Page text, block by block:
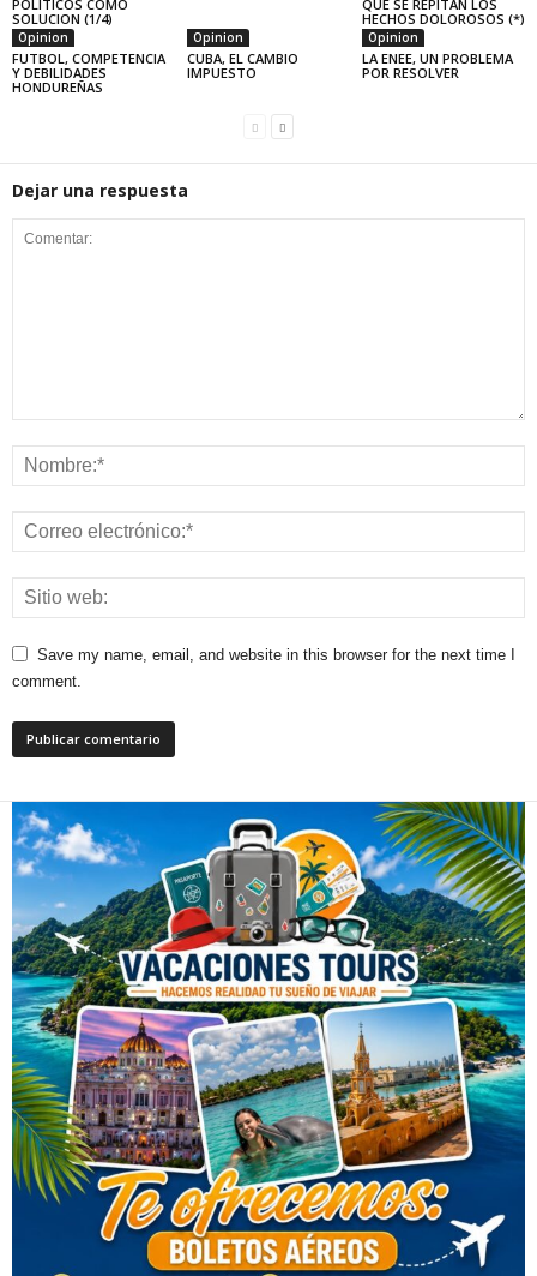
POLÍTICOS COMO
SOLUCION (1/4)
QUE SE REPITAN LOS
HECHOS DOLOROSOS (*)
Opinion
FUTBOL, COMPETENCIA
Y DEBILIDADES
HONDUREÑAS
Opinion
CUBA, EL CAMBIO
IMPUESTO
Opinion
LA ENEE, UN PROBLEMA
POR RESOLVER
Dejar una respuesta
Save my name, email, and website in this browser for the next time I
comment.